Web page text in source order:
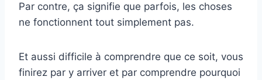
Par contre, ça signifie que parfois, les choses
ne fonctionnent tout simplement pas.
Et aussi difficile à comprendre que ce soit, vous
finirez par y arriver et par comprendre pourquoi